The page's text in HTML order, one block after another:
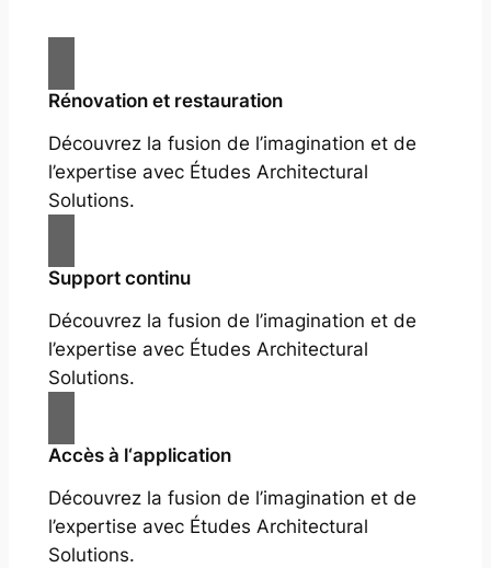
Rénovation et restauration
Découvrez la fusion de l’imagination et de
l’expertise avec Études Architectural
Solutions.
Support continu
Découvrez la fusion de l’imagination et de
l’expertise avec Études Architectural
Solutions.
Accès à l‘application
Découvrez la fusion de l’imagination et de
l’expertise avec Études Architectural
Solutions.